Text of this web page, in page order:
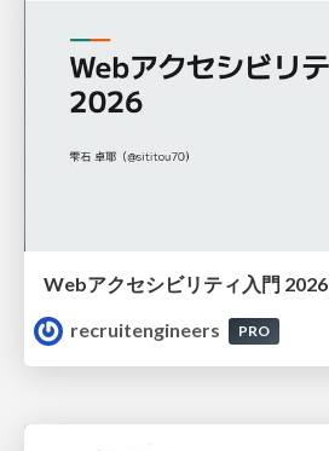
Webアクセシビリティ入門 2026
recruitengineers
PRO